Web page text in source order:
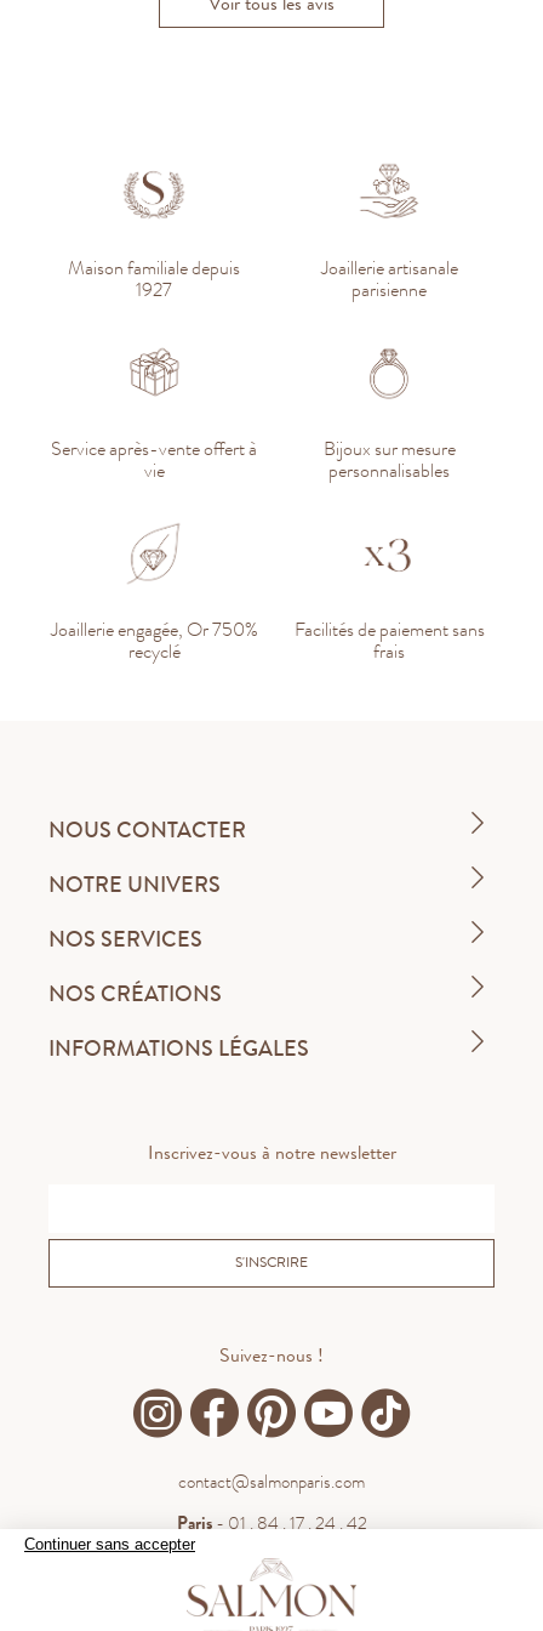
Continuer sans accepter
Maison familiale depuis
1927
Joaillerie artisanale
parisienne
Service après-vente offert à
vie
Bijoux sur mesure
personnalisables
Joaillerie engagée, Or 750%
recyclé
Facilités de paiement sans
frais
NOUS CONTACTER
NOTRE UNIVERS
NOS SERVICES
NOS CRÉATIONS
INFORMATIONS LÉGALES
Inscrivez-vous à notre newsletter
S'INSCRIRE
Suivez-nous !
contact@salmonparis.com
Paris- 01 . 84 . 17 . 24 . 42
- 05 . 35 . 54 . 45 . 53
WhatsApp- 07 . 81 . 63 . 76 . 57